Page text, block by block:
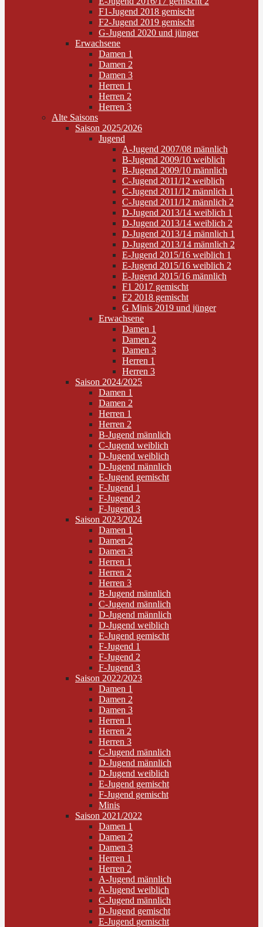
F1-Jugend 2018 gemischt
F2-Jugend 2019 gemischt
G-Jugend 2020 und jünger
Erwachsene
Damen 1
Damen 2
Damen 3
Herren 1
Herren 2
Herren 3
Alte Saisons
Saison 2025/2026
Jugend
A-Jugend 2007/08 männlich
B-Jugend 2009/10 weiblich
B-Jugend 2009/10 männlich
C-Jugend 2011/12 weiblich
C-Jugend 2011/12 männlich 1
C-Jugend 2011/12 männlich 2
D-Jugend 2013/14 weiblich 1
D-Jugend 2013/14 weiblich 2
D-Jugend 2013/14 männlich 1
D-Jugend 2013/14 männlich 2
E-Jugend 2015/16 weiblich 1
E-Jugend 2015/16 weiblich 2
E-Jugend 2015/16 männlich
F1 2017 gemischt
F2 2018 gemischt
G Minis 2019 und jünger
Erwachsene
Damen 1
Damen 2
Damen 3
Herren 1
Herren 3
Saison 2024/2025
Damen 1
Damen 2
Herren 1
Herren 2
B-Jugend männlich
C-Jugend weiblich
D-Jugend weiblich
D-Jugend männlich
E-Jugend gemischt
F-Jugend 1
F-Jugend 2
F-Jugend 3
Saison 2023/2024
Damen 1
Damen 2
Damen 3
Herren 1
Herren 2
Herren 3
B-Jugend männlich
C-Jugend männlich
D-Jugend männlich
D-Jugend weiblich
E-Jugend gemischt
F-Jugend 1
F-Jugend 2
F-Jugend 3
Saison 2022/2023
Damen 1
Damen 2
Damen 3
Herren 1
Herren 2
Herren 3
C-Jugend männlich
D-Jugend männlich
D-Jugend weiblich
E-Jugend gemischt
F-Jugend gemischt
Minis
Saison 2021/2022
Damen 1
Damen 2
Damen 3
Herren 1
Herren 2
A-Jugend männlich
A-Jugend weiblich
C-Jugend männlich
D-Jugend gemischt
E-Jugend gemischt